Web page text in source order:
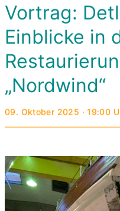
Vortrag:
Einblicke in
„Nordwind“
09. Oktober 2025 · 19:00